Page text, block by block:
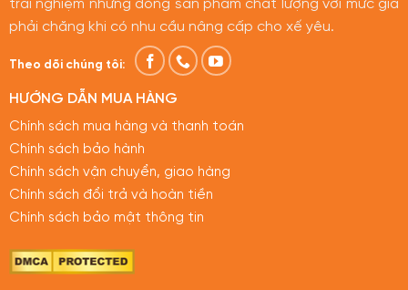
trải nghiệm những dòng sản phẩm chất lượng với mức giá
phải chăng khi có nhu cầu nâng cấp cho xế yêu.
Theo dõi chúng tôi:
HƯỚNG DẪN MUA HÀNG
Chính sách mua hàng và thanh toán
Chính sách bảo hành
Chính sách vận chuyển, giao hàng
Chính sách đổi trả và hoàn tiền
Chính sách bảo mật thông tin